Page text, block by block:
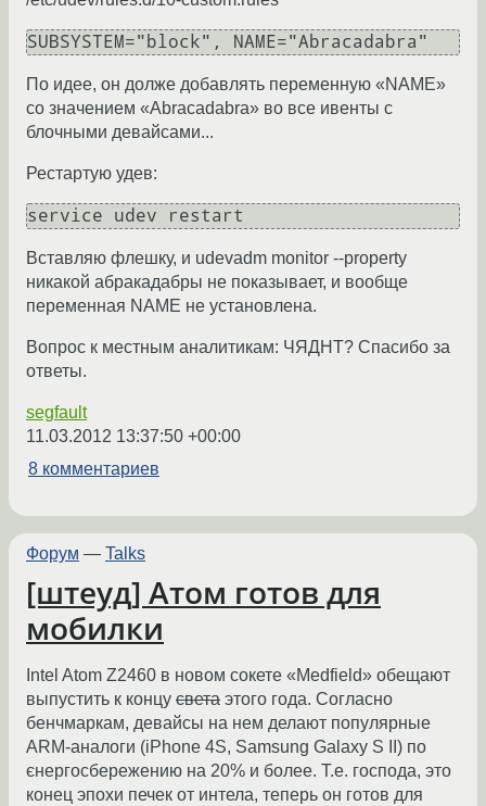
SUBSYSTEM="block", NAME="Abracadabra"
По идее, он долже добавлять переменную «NAME»
со значением «Abracadabra» во все ивенты с
блочными девайсами...
Рестартую удев:
service udev restart
Вставляю флешку, и udevadm monitor --property
никакой абракадабры не показывает, и вообще
переменная NAME не установлена.
Вопрос к местным аналитикам: ЧЯДНТ? Спасибо за
ответы.
segfault
11.03.2012 13:37:50 +00:00
8 комментариев
Форум — Talks
[штеуд] Атом готов для
мобилки
Intel Atom Z2460 в новом сокете «Medfield» обещают
выпустить к концу света этого года. Согласно
бенчмаркам, девайсы на нем делают популярные
ARM-аналоги (iPhone 4S, Samsung Galaxy S II) по
єнергосбережению на 20% и более. Т.е. господа, это
конец эпохи печек от интела, теперь он готов для